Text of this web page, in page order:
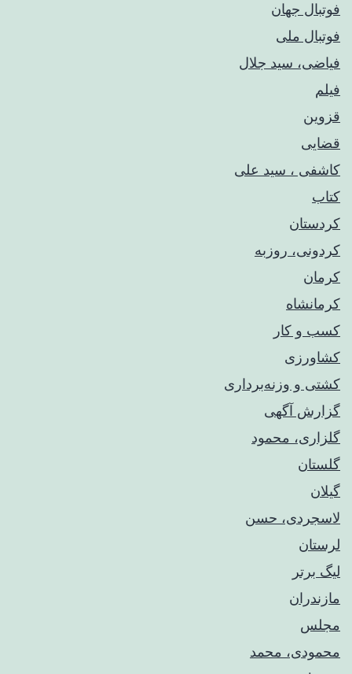
فوتبال جهان
فوتبال ملی
فیاضی، سید جلال
فیلم
قزوین
قضایی
کاشفی ، سید علی
کتاب
کردستان
کردونی، روزبه
کرمان
کرمانشاه
کسب و کار
کشاورزی
کشتی و وزنه‌برداری
گزارش آگهی
گلزاری، محمود
گلستان
گیلان
لاسجردی، حسن
لرستان
لیگ برتر
مازندران
مجلس
محمودی، محمد